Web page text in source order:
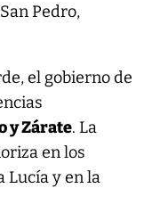
Pedro,
el gobierno de
y Zárate. La
en los
Lucía y en la